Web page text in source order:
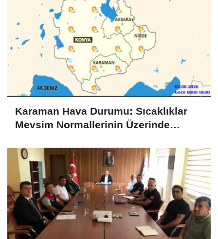
Karaman Hava Durumu: Sıcaklıklar
Mevsim Normallerinin Üzerinde